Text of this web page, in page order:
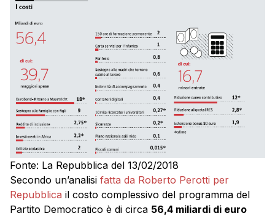
Fonte: La Repubblica del 13/02/2018
Secondo un’analisi fatta da Roberto Perotti per
Repubblica il costo complessivo del programma del
Partito Democratico è di circa 56,4 miliardi di euro